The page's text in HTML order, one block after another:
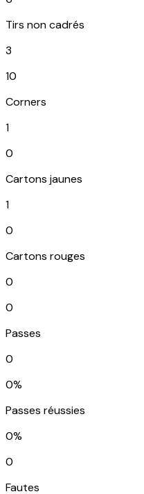
Tirs non cadrés
3
10
Corners
1
0
Cartons jaunes
1
0
Cartons rouges
0
0
Passes
0
0%
Passes réussies
0%
0
Fautes